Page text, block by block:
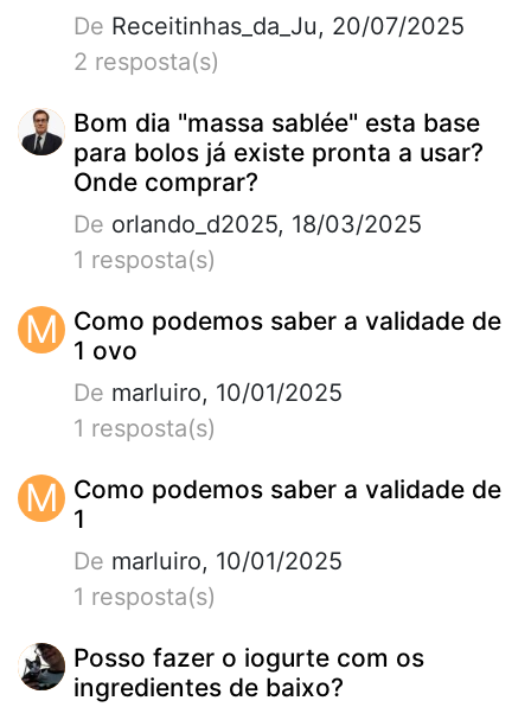
De Receitinhas_da_Ju, 20/07/2025
2 resposta(s)
Bom dia "massa sablée" esta base
para bolos já existe pronta a usar?
Onde comprar?
De orlando_d2025, 18/03/2025
1 resposta(s)
M Como podemos saber a validade de
1 ovo
De marluiro, 10/01/2025
1 resposta(s)
M Como podemos saber a validade de
1
De marluiro, 10/01/2025
1 resposta(s)
Posso fazer o iogurte com os
ingredientes de baixo?